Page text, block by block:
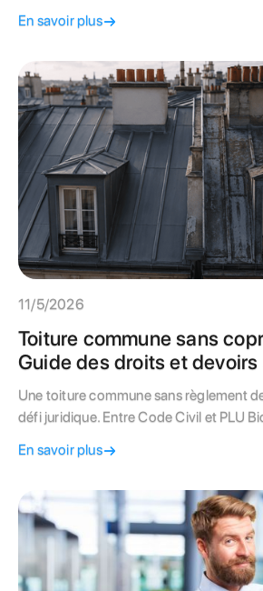
et comment bien la choisir.
En savoir plus
11/5/2026
Toiture commune sans
Guide des droits et devoirs
Une toiture commune sans règlement
défi juridique. Entre Code Civil et PLU
En savoir plus